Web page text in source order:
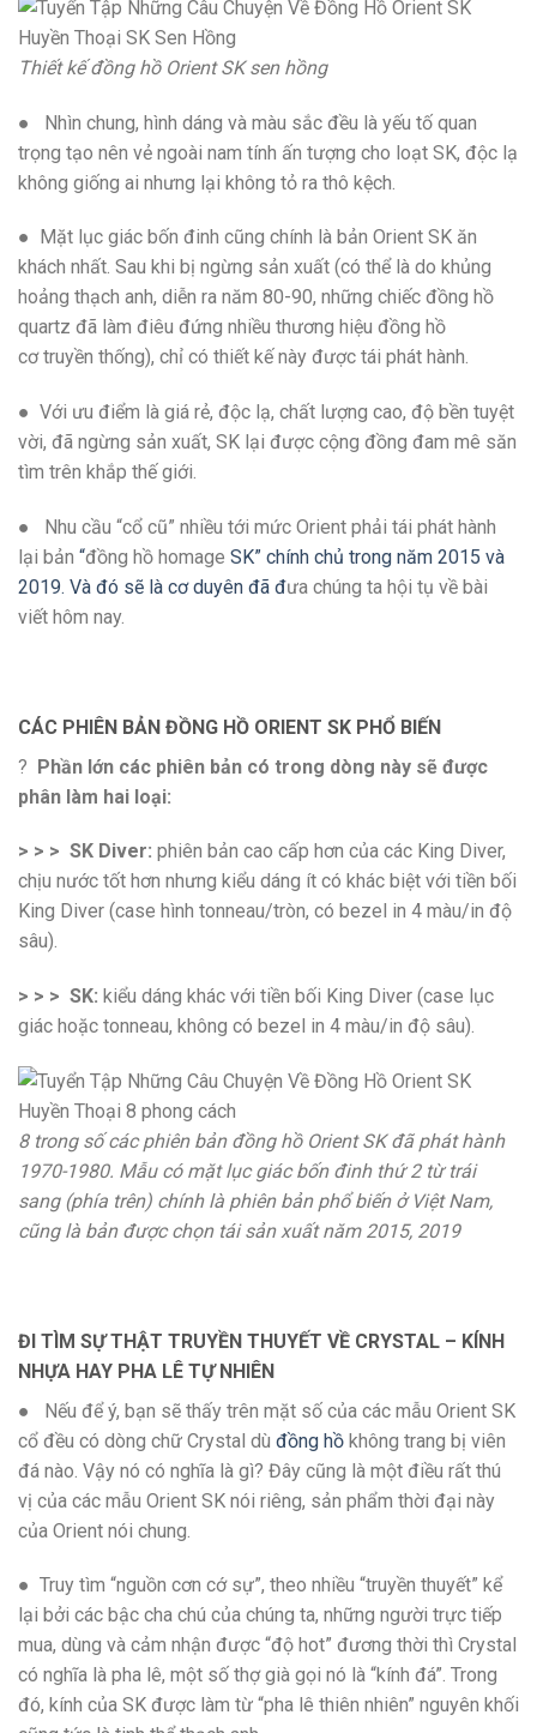
Thiết kế đồng hồ Orient SK sen hồng
● Nhìn chung, hình dáng và màu sắc đều là yếu tố quan
trọng tạo nên vẻ ngoài nam tính ấn tượng cho loạt SK, độc lạ
không giống ai nhưng lại không tỏ ra thô kệch.
● Mặt lục giác bốn đinh cũng chính là bản Orient SK ăn
khách nhất. Sau khi bị ngừng sản xuất (có thể là do khủng
hoảng thạch anh, diễn ra năm 80-90, những chiếc đồng hồ
quartz đã làm điêu đứng nhiều thương hiệu đồng hồ
cơ truyền thống), chỉ có thiết kế này được tái phát hành.
● Với ưu điểm là giá rẻ, độc lạ, chất lượng cao, độ bền tuyệt
vời, đã ngừng sản xuất, SK lại được cộng đồng đam mê săn
tìm trên khắp thế giới.
● Nhu cầu “cổ cũ” nhiều tới mức Orient phải tái phát hành
lại bản “đồng hồ homage SK” chính chủ trong năm 2015 và
2019. Và đó sẽ là cơ duyên đã đưa chúng ta hội tụ về bài
viết hôm nay.
CÁC PHIÊN BẢN ĐỒNG HỒ ORIENT SK PHỔ BIẾN
? Phần lớn các phiên bản có trong dòng này sẽ được
phân làm hai loại:
> > > SK Diver: phiên bản cao cấp hơn của các King Diver,
chịu nước tốt hơn nhưng kiểu dáng ít có khác biệt với tiền bối
King Diver (case hình tonneau/tròn, có bezel in 4 màu/in độ
sâu).
> > > SK: kiểu dáng khác với tiền bối King Diver (case lục
giác hoặc tonneau, không có bezel in 4 màu/in độ sâu).
8 trong số các phiên bản đồng hồ Orient SK đã phát hành
1970-1980. Mẫu có mặt lục giác bốn đinh thứ 2 từ trái
sang (phía trên) chính là phiên bản phổ biến ở Việt Nam,
cũng là bản được chọn tái sản xuất năm 2015, 2019
ĐI TÌM SỰ THẬT TRUYỀN THUYẾT VỀ CRYSTAL – KÍNH
NHỰA HAY PHA LÊ TỰ NHIÊN
● Nếu để ý, bạn sẽ thấy trên mặt số của các mẫu Orient SK
cổ đều có dòng chữ Crystal dù đồng hồ không trang bị viên
đá nào. Vậy nó có nghĩa là gì? Đây cũng là một điều rất thú
vị của các mẫu Orient SK nói riêng, sản phẩm thời đại này
của Orient nói chung.
● Truy tìm “nguồn cơn cớ sự”, theo nhiều “truyền thuyết” kể
lại bởi các bậc cha chú của chúng ta, những người trực tiếp
mua, dùng và cảm nhận được “độ hot” đương thời thì Crystal
có nghĩa là pha lê, một số thợ già gọi nó là “kính đá”. Trong
đó, kính của SK được làm từ “pha lê thiên nhiên” nguyên khối